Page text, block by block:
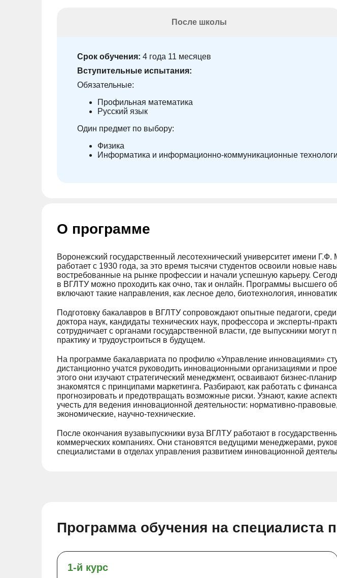
После школы
Срок обучения: 4 года 11 месяцев
Вступительные испытания:
Обязательные:
Профильная математика
Русский язык
Один предмет по выбору:
Физика
Информатика и информационно-коммуникационные
О программе
Воронежский государственный лесотехнический университет имени Г.Ф.
работает с 1930 года, за это время тысячи студентов освоили новые
востребованные на рынке профессии и начали успешную карьеру.
в ВГЛТУ можно проходить как очно, так и онлайн. Программы высшего
включают такие направления, как лесное дело, биотехнология,
Подготовку бакалавров в ВГЛТУ сопровождают опытные педагоги,
доктора наук, кандидаты технических наук, профессора и эксперты-
сотрудничает с органами государственной власти, где выпускники могут
практику и трудоустроиться в будущем.
На программе бакалавриата по профилю «Управление инновациями»
дистанционно учатся руководить инновационными организациями и
этого они изучают стратегический менеджмент, осваивают бизнес-
знакомятся с принципами маркетинга. Разбирают, как работать с
прогнозировать и предотвращать возможные риски. Узнают, какие
учесть для ведения инновационной деятельности: нормативно-правовые,
экономические, научно-технические.
После окончания вузавыпускники вуза ВГЛТУ работают в
коммерческих компаниях. Они становятся ведущими менеджерами,
специалистами в отделах управления развитием инновационной
Программа обучения на специалиста
1-й курс